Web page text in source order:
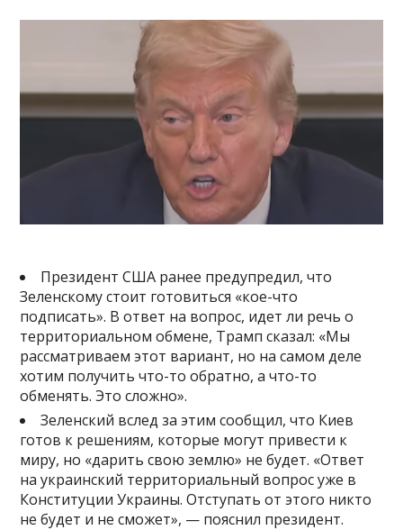
Президент США ранее предупредил, что
Зеленскому стоит готовиться «кое-что
подписать». В ответ на вопрос, идет ли речь о
территориальном обмене, Трамп сказал: «Мы
рассматриваем этот вариант, но на самом деле
хотим получить что-то обратно, а что-то
обменять. Это сложно».
Зеленский вслед за этим сообщил, что Киев
готов к решениям, которые могут привести к
миру, но «дарить свою землю» не будет. «Ответ
на украинский территориальный вопрос уже в
Конституции Украины. Отступать от этого никто
не будет и не сможет», — пояснил президент.